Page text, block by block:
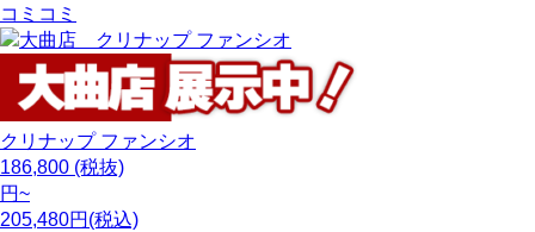
コミコミ
クリナップ ファンシオ
186,800 (税抜)
円~
205,480円(税込)